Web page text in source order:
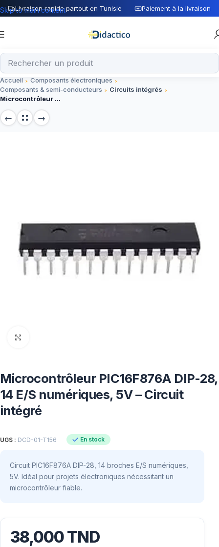
Livraison rapide partout en Tunisie Paiement à la livraison
Skip to main content
Accueil
Composants électroniques
Composants & semi-conducteurs
Circuits intégrés
Microcontrôleur PIC16F876A DIP-28, 14 E/S numériques, 5V – Circuit intégré
Microcontrôleur PIC16F876A DIP-28,
14 E/S numériques, 5V – Circuit
intégré
UGS : DCD-01-T156 En stock
Circuit PIC16F876A DIP-28, 14 broches E/S numériques,
5V. Idéal pour projets électroniques nécessitant un
microcontrôleur fiable.
38,000TND